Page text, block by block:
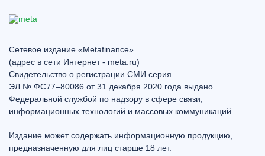
Сетевое издание «Metafinance»
(адрес в сети Интернет - meta.ru)
Свидетельство о регистрации СМИ серия
ЭЛ № ФС77–80086 от 31 декабря 2020 года выдано
Федеральной службой по надзору в сфере связи,
информационных технологий и массовых коммуникаций.
Издание может содержать информационную продукцию,
предназначенную для лиц старше 18 лет.